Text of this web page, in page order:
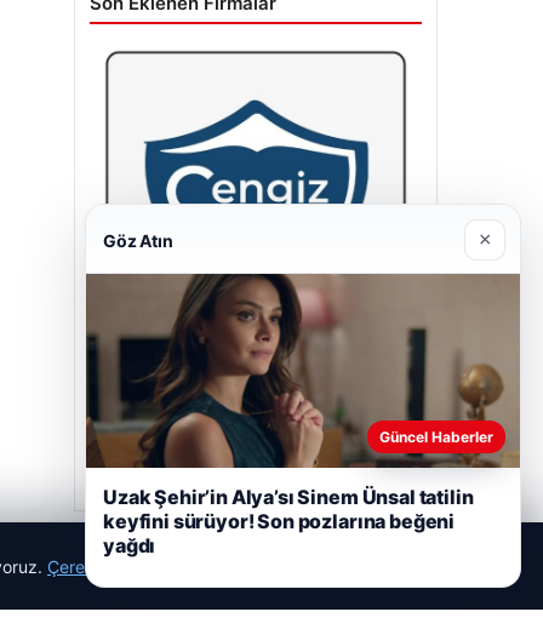
Cengiz Sigorta
23/06/2026
Çerez Politikamız
Göz Atın ×
Güncel Haberler
Uzak Şehir’in Alya’sı Sinem Ünsal tatilin
keyfini sürüyor! Son pozlarına beğeni
yağdı